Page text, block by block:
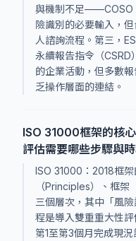
與機制不足——COSO
險識別的必要輸入，
人諮詢流程。第三，
永續報告指令（CSRD
的企業活動，但多數
乏操作層面的連結。
ISO 31000框架的核
評估需要哪些步驟與時
ISO 31000：2018框
（Principles）、框架
三個層次，其中「風
程是導入雙重重大性
第1至第3個月完成現